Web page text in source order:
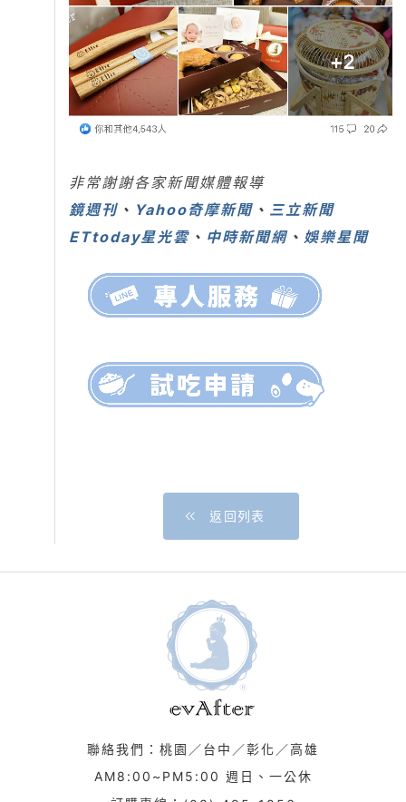
非常謝謝各家新聞媒體報導
鏡週刊 、 Yahoo奇摩新聞 、 三立新聞
ETtoday星光雲 、 中時新聞網、 娛樂星聞
返回列表
聯絡我們：桃園／台中／彰化／高雄
AM8:00~PM5:00 週日、一公休